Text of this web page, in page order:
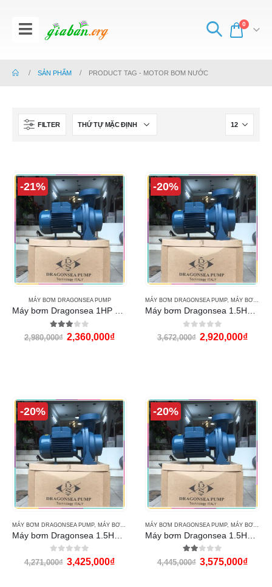
0
SẢN PHẨM PRODUCT TAG - MOTOR BƠM NƯỚC
FILTER
-21%
MÁY BƠM DRAGONSEA PUMP
3.00 out of 5
2,980,000₫ 2,360,000₫
-20%
MÁY BƠM DRAGONSEA PUMP, MÁY BƠM NƯỚC
0out of 5
3,672,000₫ 2,920,000₫
-20%
MÁY BƠM DRAGONSEA PUMP, MÁY BƠM NƯỚC
0out of 5
4,271,000₫ 3,425,000₫
-20%
MÁY BƠM DRAGONSEA PUMP, MÁY BƠM NƯỚC
2.00 out of 5
4,445,000₫ 3,575,000₫